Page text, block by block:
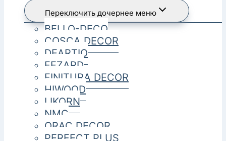
Переключить дочернее меню
BELLO-DECO
COSCA DECOR
DEARTIO
FEZARD
FINITURA DECOR
HIWOOD
LIKORN
NMC
ORAC DECOR
PERFECT PLUS